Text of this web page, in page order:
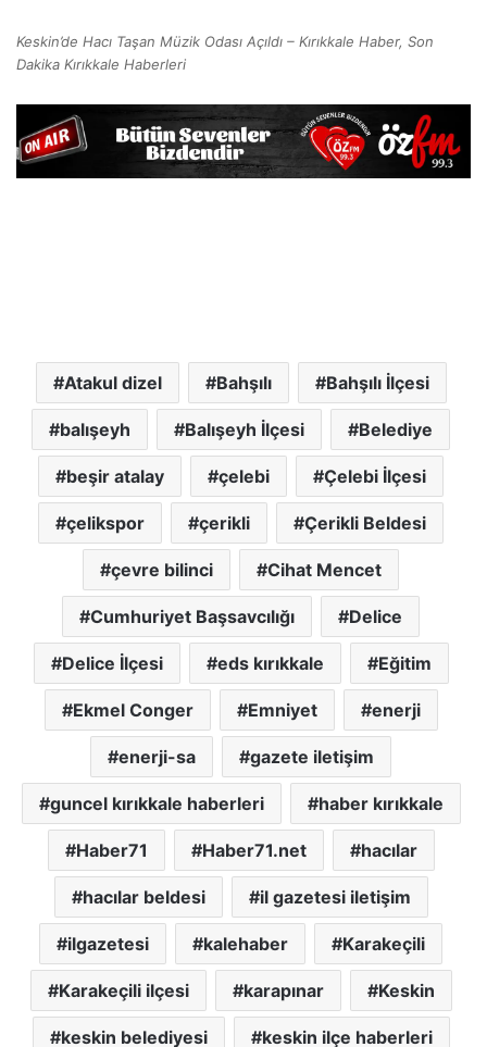
Keskin’de Hacı Taşan Müzik Odası Açıldı – Kırıkkale Haber, Son
Dakika Kırıkkale Haberleri
Atakul dizel Bahşılı Bahşılı İlçesi
balışeyh Balışeyh İlçesi Belediye
beşir atalay çelebi Çelebi İlçesi
çelikspor çerikli Çerikli Beldesi
çevre bilinci Cihat Mencet
Cumhuriyet Başsavcılığı Delice
Delice İlçesi eds kırıkkale Eğitim
Ekmel Conger Emniyet enerji
enerji-sa gazete iletişim
guncel kırıkkale haberleri haber kırıkkale
Haber71 Haber71.net hacılar
hacılar beldesi il gazetesi iletişim
ilgazetesi kalehaber Karakeçili
Karakeçili ilçesi karapınar Keskin
keskin belediyesi keskin ilçe haberleri